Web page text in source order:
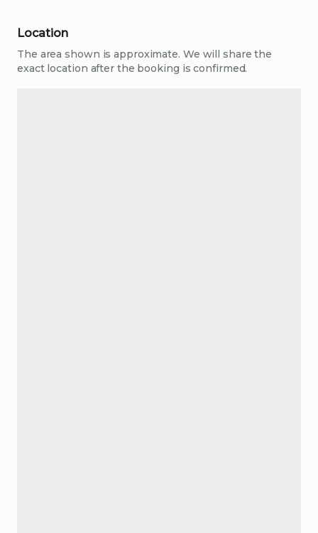
Location
The area shown is approximate. We will share the
exact location after the booking is confirmed.